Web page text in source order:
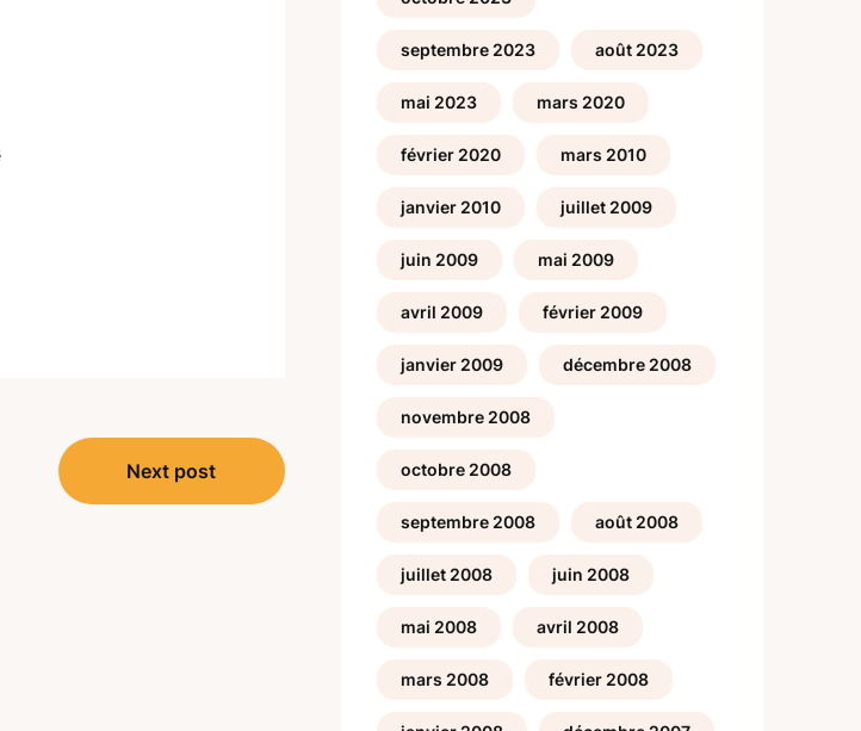
Next post
septembre 2023 août 2023
mai 2023 mars 2020
février 2020 mars 2010
janvier 2010 juillet 2009
juin 2009 mai 2009
avril 2009 février 2009
janvier 2009 décembre 2008
novembre 2008
octobre 2008
septembre 2008 août 2008
juillet 2008 juin 2008
mai 2008 avril 2008
mars 2008 février 2008